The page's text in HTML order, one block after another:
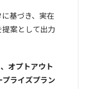
基づき、実在
案として出力
オプトアウト
ライズプラン